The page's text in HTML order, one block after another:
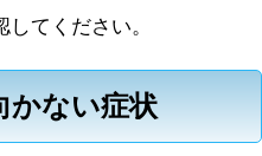
てください。
かない症状